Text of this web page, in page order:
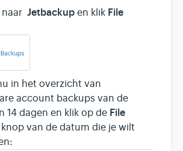
Jetbackup en klik File
in het overzicht van
account backups van de
14 dagen en klik op de File
knop van de datum die je wilt